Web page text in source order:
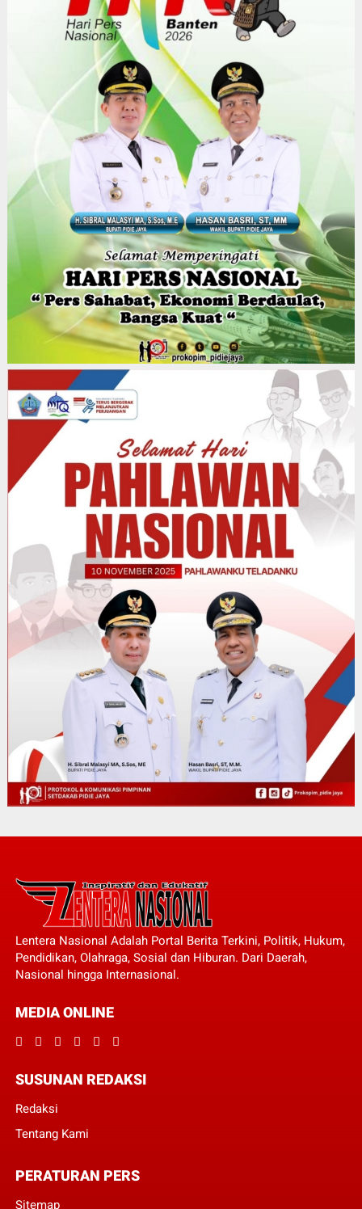
Lentera Nasional Adalah Portal Berita Terkini, Politik, Hukum,
Pendidikan, Olahraga, Sosial dan Hiburan. Dari Daerah,
Nasional hingga Internasional.
MEDIA ONLINE
SUSUNAN REDAKSI
Redaksi
Tentang Kami
PERATURAN PERS
Sitemap